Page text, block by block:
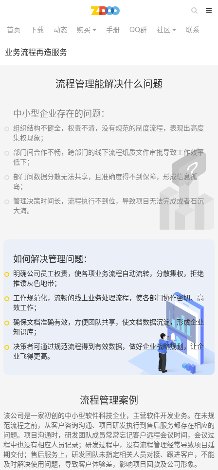
首页 下载 动态 购买 手册 QQ群 社区 联系
业务流程再造服务
流程管理能解决什么问题
中小型企业存在的问题：
组织结构不健全，权责不清，没有规范的制度流程，表现出高度
集权现象；
部门间合作不畅，跨部门的线下流程纸质文件审批导致工作效率
低下；
部门间数据分散无法共享，且准确度得不到保障，形成信息孤
岛；
管理决策时间长，流程执行不到位，导致项目无法完成或者石沉
大海。
如何解决管理问题：
明确公司员工权责，使各项业务流程自动流转，分散集权，拒绝
推诿灰色地带；
工作规范化，流畅的线上业务处理流程，使各部门协作密切、高
效工作；
确保文档准确有效，方便团队共享，使文档数据沉淀，形成企业
知识库；
决策者可通过规范流程得到有效数据，做好企业战略规划，让企
业飞得更高。
流程管理案例
该公司是一家初创的中小型软件科技企业，主营软件开发业务。在未规
范流程之前，从客户咨询沟通、项目研发执行到售后服务都存在相应的
问题。项目沟通时，研发团队成员常常忘记客户远程会议时间，会议过
程中也没有相应人员记录；研发过程中，没有流程管理经常导致项目延
期交付；售后服务上，研发团队未指定相关人员对接、跟进客户，不能
及时解决使用问题，导致客户体验差，影响项目回款及公司形象。